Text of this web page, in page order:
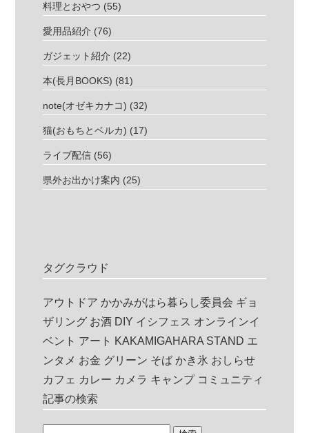
料理とおやつ (55)
愛用品紹介 (76)
ガジェット紹介 (22)
本(長月BOOKS) (81)
note(オゼキカナコ) (32)
猫(おもちとベルカ) (17)
ライブ配信 (56)
県外お出かけ案内 (25)
タグクラウド
アウトドア かかみがはら暮らし委員会 ギョ
ザリング お酒 DIY イシフェス オンラインイ
ベント アート KAKAMIGAHARA STAND エ
ンタメ お金 グリーン そば かき氷 おしらせ
カフェ カレー カメラ キャンプ コミュニティ
記事の検索